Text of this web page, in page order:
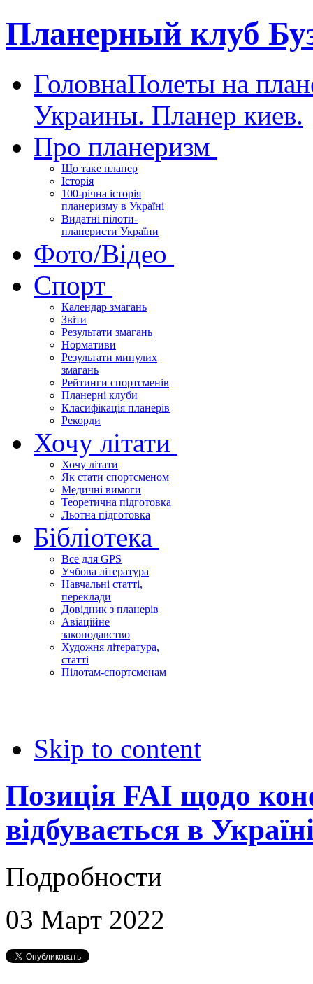
Планерный клуб
ГоловнаПолеты на
Украины. Планер киев.
Про планеризм
Що таке планер
Історія
100-річна історія
планеризму в Україні
Видатні пілоти-
планеристи України
Фото/Відео
Спорт
Календар змагань
Звіти
Результати змагань
Нормативи
Результати минулих
змагань
Рейтинги спортсменів
Планерні клуби
Класифікація планерів
Рекорди
Хочу літати
Хочу літати
Як стати спортсменом
Медичні вимоги
Теоретична підготовка
Льотна підготовка
Бібліотека
Все для GPS
Учбова література
Навчальні статті,
переклади
Довідник з планерів
Авіаційне
законодавство
Художня література,
статті
Пілотам-спортсменам
Skip to content
Позиція FAI щодо
відбувається в
Подробности
03 Март 2022